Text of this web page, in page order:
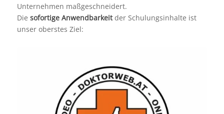
Unternehmen maßgeschneidert.
Die sofortige Anwendbarkeitder Schulungsinhalte ist
unser oberstes Ziel: